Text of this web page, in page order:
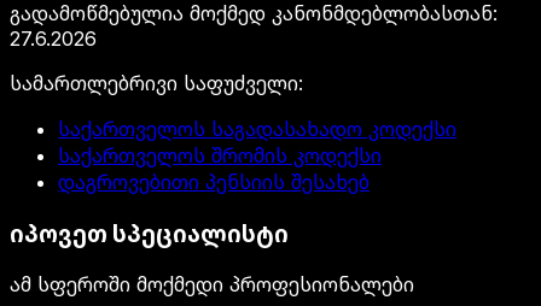
გადამოწმებულია მოქმედ კანონმდებლობასთან:
27.6.2026
სამართლებრივი საფუძველი:
საქართველოს საგადასახადო კოდექსი
საქართველოს შრომის კოდექსი
დაგროვებითი პენსიის შესახებ
იპოვეთ სპეციალისტი
ამ სფეროში მოქმედი პროფესიონალები